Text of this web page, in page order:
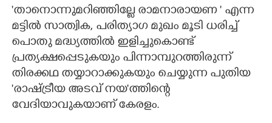
'താനൊന്നുമറിഞ്ഞില്ലേ രാമനാരായണ ' എന്ന
മട്ടിൽ സാത്വിക, പരിത്യാഗ മുഖം മൂടി ധരിച്ച്
പൊതു മദ്ധ്യത്തിൽ ഇളിച്ചുകൊണ്ട്
പ്രത്യക്ഷപ്പെടുകയും പിന്നാമ്പുറത്തിരുന്ന്
തിരക്കഥ തയ്യാറാക്കുകയും ചെയ്യുന്ന പുതിയ
'രാഷ്ട്രീയ അടവ് നയ'ത്തിന്റെ
വേദിയാവുകയാണ് കേരളം.